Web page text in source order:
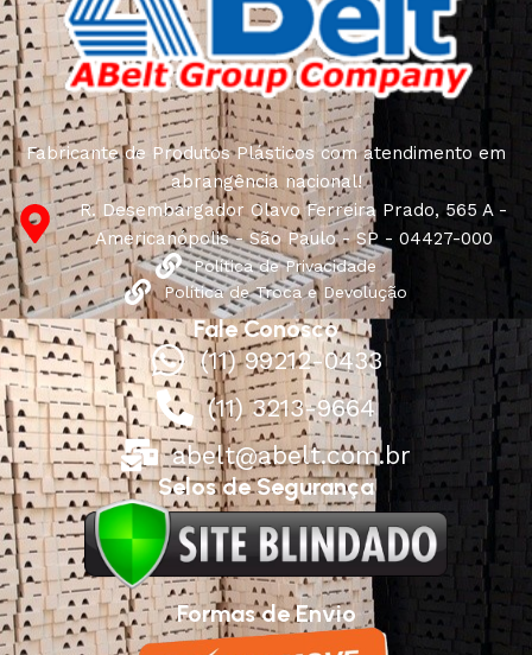
Fabricante de Produtos Plásticos com atendimento em
abrangência nacional!
R. Desembargador Olavo Ferreira Prado, 565 A -
Americanópolis - São Paulo - SP - 04427-000
Política de Privacidade
Política de Troca e Devolução
Fale Conosco
(11) 99212-0433
(11) 3213-9664
abelt@abelt.com.br
Selos de Segurança
Formas de Envio